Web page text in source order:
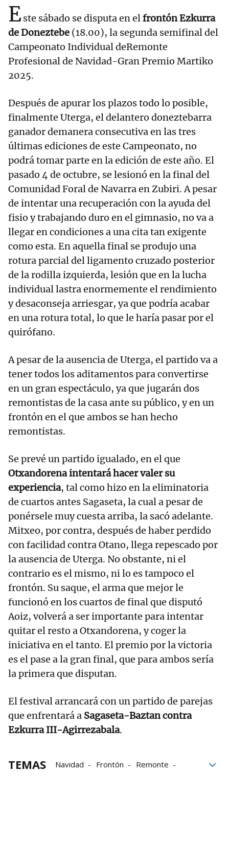
Este sábado se disputa en elfrontón Ezkurra
de Doneztebe (18.00), la segunda semifinal del
Campeonato Individual deRemonte
Profesional de Navidad-Gran Premio Martiko
2025.
Después de apurar los plazos todo lo posible,
finalmente Uterga, el delantero doneztebarra
ganador demanera consecutiva en las tres
últimas ediciones de este Campeonato, no
podrá tomar parte en la edición de este año. El
pasado 4 de octubre, se lesionó en la final del
Comunidad Foral de Navarra en Zubiri. A pesar
de intentar una recuperación con la ayuda del
fisio y trabajando duro en el gimnasio, no va a
llegar en condiciones a una cita tan exigente
como esta. En aquella final se produjo una
rotura parcial del ligamento cruzado posterior
de la rodilla izquierda, lesión que en la lucha
individual lastra enormemente el rendimiento
y desaconseja arriesgar, ya que podría acabar
en una rotura total, lo que le haría pasar por el
quirófano.
A pesar de la ausencia de Uterga, el partido va a
tener todos los aditamentos para convertirse
en un gran espectáculo, ya que jugarán dos
remontistas de la casa ante su público, y en un
frontón en el que ambos se han hecho
remontistas.
Se prevé un partido igualado, en el que
Otxandorena intentará hacer valer su
experiencia, tal como hizo en la eliminatoria
de cuartos antes Sagaseta, la cual a pesar de
ponérsele muy cuesta arriba, la sacó adelante.
Mitxeo, por contra, después de haber perdido
con facilidad contra Otano, llega repescado por
la ausencia de Uterga. No obstante, ni el
contrario es el mismo, ni lo es tampoco el
frontón. Su saque, el arma que mejor le
funcionó en los cuartos de final que disputó
Aoiz, volverá a ser importante para intentar
quitar el resto a Otxandorena, y coger la
iniciativa en el tanto. El premio por la victoria
es el pase a la gran final, que para ambos sería
la primera que disputan.
El festival arrancará con un partido de parejas
que enfrentará a Sagaseta-Baztan contra
Ezkurra III-Agirrezabala.
TEMAS Navidad Frontón
Remonte